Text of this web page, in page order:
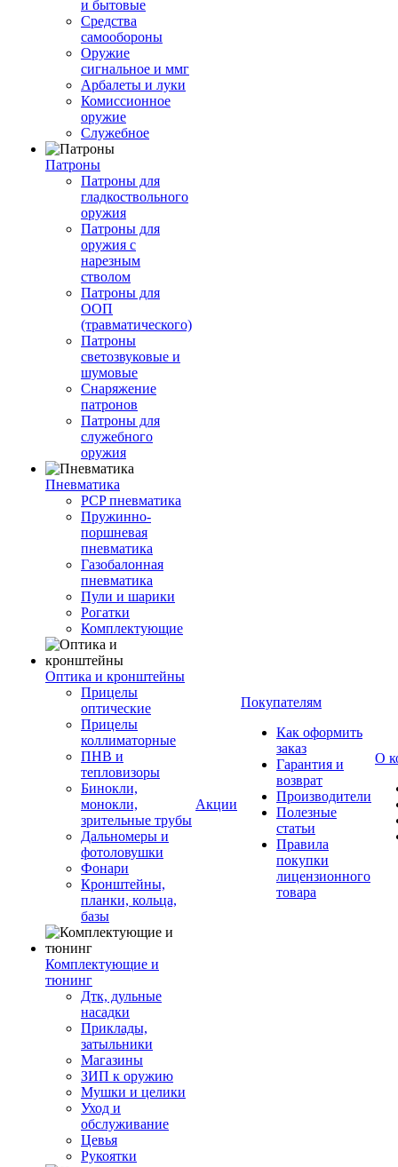
и бытовые
Средства
самообороны
Оружие
сигнальное и ммг
Арбалеты и луки
Комиссионное
оружие
Служебное
Патроны
Патроны для
гладкоствольного
оружия
Патроны для
оружия с
нарезным
стволом
Патроны для
ООП
(травматического)
Патроны
светозвуковые и
шумовые
Снаряжение
патронов
Патроны для
служебного
оружия
Пневматика
PCP пневматика
Пружинно-
поршневая
пневматика
Газобалонная
пневматика
Пули и шарики
Рогатки
Комплектующие
Оптика и кронштейны
Прицелы
оптические
Прицелы
коллиматорные
ПНВ и
тепловизоры
Бинокли,
монокли,
зрительные трубы
Дальномеры и
фотоловушки
Фонари
Кронштейны,
планки, кольца,
базы
Комплектующие и
тюнинг
Дтк, дульные
насадки
Приклады,
затыльники
Магазины
ЗИП к оружию
Мушки и целики
Уход и
обслуживание
Цевья
Рукоятки
Акции
Покупателям
Как оформить
заказ
Гарантия и
возврат
Производители
Полезные
статьи
Правила
покупки
лицензионного
товара
О